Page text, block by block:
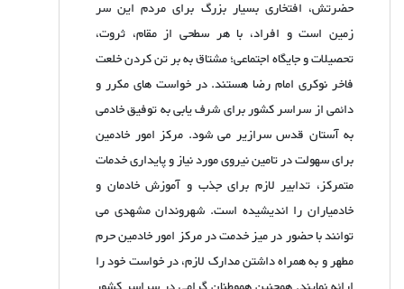
حضرتش، افتخاری بسیار بزرگ برای مردم این سر
زمین است و افراد، با هر سطحی از مقام، ثروت،
تحصیلات و جایگاه اجتماعی؛ مشتاق به بر تن کردن خلعت
فاخر نوکری امام رضا هستند. در خواست های مکرر و
دائمی از سراسر کشور برای شرف یابی به توفیق خادمی
به آستان قدس سرازیر می شود. مرکز امور خادمین
برای سهولت در تامین نیروی مورد نیاز و پایداری خدمات
متمرکز، تدابیر لازم برای جذب و آموزش خادمان و
خادمیاران را اندیشیده است. شهروندان مشهدی می
توانند با حضور در میز خدمت در مرکز امور خادمین حرم
مطهر و به همراه داشتن مدارک لازم، در خواست خود را